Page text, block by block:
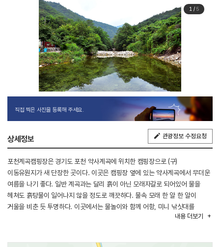
1/ 5
직접 찍은 사진을 등록해 주세요.
상세정보 관광정보 수정요청
포천계곡캠핑장은 경기도 포천 약사계곡에 위치한 캠핑장으로 (구)
이동유원지가 새 단장한 곳이다. 이곳은 캠핑장 옆에 있는 약사계곡에서 무더운
여름을 나기 좋다. 일반 계곡과는 달리 흙이 아닌 모래자갈로 되어있어 물을
헤쳐도 흙탕물이 일어나지 않을 정도로 깨끗하다. 물속 모래 한 알 한 알이
거울을 비춘 듯 투명하다. 이곳에서는 물놀이와 함께 어항, 미니 낚싯대를
이용해서 물고기를 잡을 수 있다. 계곡에는 이외에도 장점이 있는데 바로 산중
나무그늘이 곳곳에 있어 땡볕을 가려 시원한 그늘 밑에서 쉴 수 있다. 이곳의 또
내용 더보기